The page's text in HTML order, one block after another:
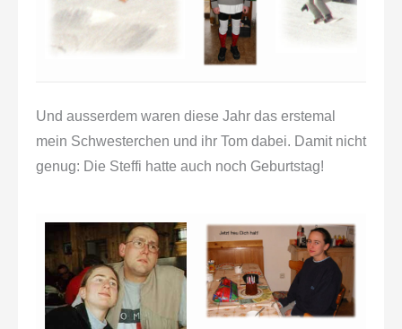
Und ausserdem waren diese Jahr das erstemal
mein Schwesterchen und ihr Tom dabei. Damit nicht
genug: Die Steffi hatte auch noch Geburtstag!